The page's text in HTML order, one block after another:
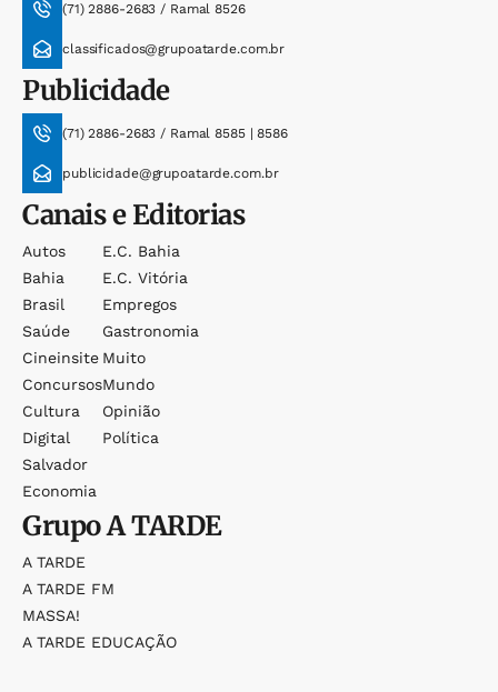
(71) 2886-2683 / Ramal 8526
classificados@grupoatarde.com.br
Publicidade
(71) 2886-2683 / Ramal 8585 | 8586
publicidade@grupoatarde.com.br
Canais e Editorias
Autos
Bahia
Brasil
Saúde
Cineinsite
Concursos
Cultura
Digital
Salvador
Economia
E.c. Bahia
E.c. Vitória
Empregos
Gastronomia
Muito
Mundo
Opinião
Política
GrupoA TARDE
A TARDE
A TARDE FM
MASSA!
A TARDE EDUCAÇÃO